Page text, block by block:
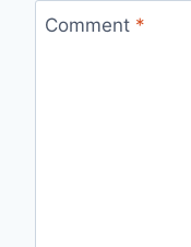
Comment *